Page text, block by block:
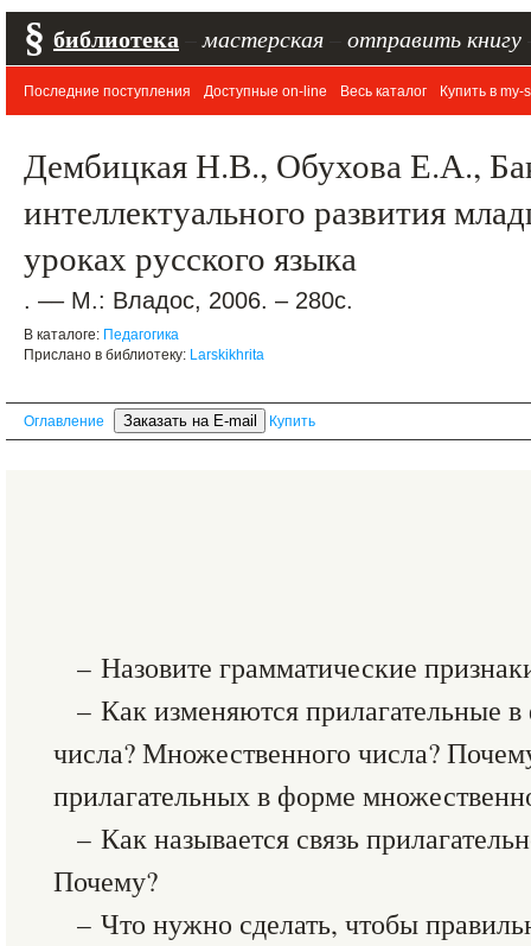
§ библиотека мастерская отправить книгу
Последние поступления Доступные on-line Весь каталог Купить в my-
Дембицкая Н.В., Обухова Е.А.,
интеллектуального развития
уроках русского языка
. –– М.: Владос, 2006. – 280с.
В каталоге: Педагогика
Прислано в библиотеку: Larskikhrita
Оглавление Купить
– Назовите грамматические
– Как изменяются прилагательные
числа? Множественного числа?
прилагательных в форме
– Как называется связь
Почему?
– Что нужно сделать, чтобы